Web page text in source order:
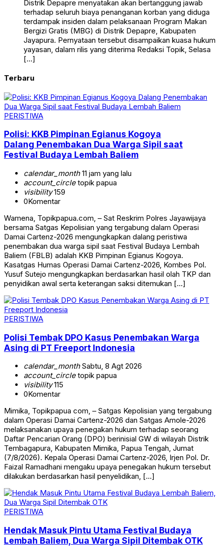
Distrik Depapre menyatakan akan bertanggung jawab
terhadap seluruh biaya penanganan korban yang diduga
terdampak insiden dalam pelaksanaan Program Makan
Bergizi Gratis (MBG) di Distrik Depapre, Kabupaten
Jayapura. Pernyataan tersebut disampaikan kuasa hukum
yayasan, dalam rilis yang diterima Redaksi Topik, Selasa
[…]
Terbaru
PERISTIWA
Polisi: KKB Pimpinan Egianus Kogoya
Dalang Penembakan Dua Warga Sipil saat
Festival Budaya Lembah Baliem
calendar_month11 jam yang lalu
account_circletopik papua
visibility159
0Komentar
Wamena, Topikpapua.com, – Sat Reskrim Polres Jayawijaya
bersama Satgas Kepolisian yang tergabung dalam Operasi
Damai Cartenz-2026 mengungkapkan dalang peristiwa
penembakan dua warga sipil saat Festival Budaya Lembah
Baliem (FBLB) adalah KKB Pimpinan Egianus Kogoya.
Kasatgas Humas Operasi Damai Cartenz-2026, Kombes Pol.
Yusuf Sutejo mengungkapkan berdasarkan hasil olah TKP dan
penyidikan awal serta keterangan saksi ditemukan […]
PERISTIWA
Polisi Tembak DPO Kasus Penembakan Warga
Asing di PT Freeport Indonesia
calendar_monthSabtu, 8 Agt 2026
account_circletopik papua
visibility115
0Komentar
Mimika, Topikpapua com, – Satgas Kepolisian yang tergabung
dalam Operasi Damai Cartenz-2026 dan Satgas Amole-2026
melaksanakan upaya penegakan hukum terhadap seorang
Daftar Pencarian Orang (DPO) berinisial GW di wilayah Distrik
Tembagapura, Kabupaten Mimika, Papua Tengah, Jumat
(7/8/2026). Kepala Operasi Damai Cartenz-2026, Irjen Pol. Dr.
Faizal Ramadhani mengaku upaya penegakan hukum tersebut
dilakukan berdasarkan hasil penyelidikan, […]
PERISTIWA
Hendak Masuk Pintu Utama Festival Budaya
Lembah Baliem, Dua Warga Sipil Ditembak OTK